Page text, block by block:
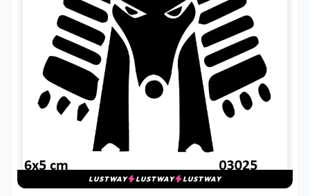
LUSTWAY LUSTWAY LUSTWAY